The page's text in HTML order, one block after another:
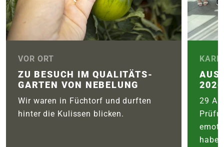
VOR ORT
ZU BESUCH IM QUALITÄTS­
GARTEN VON NEBELUNG
Wir waren in Füchtorf und durften
hinter die Kulissen blicken.
2026
29